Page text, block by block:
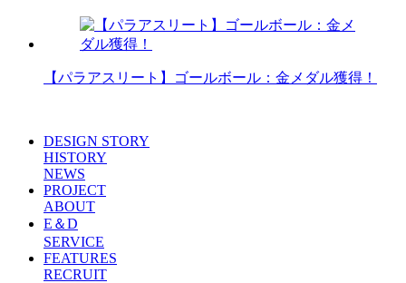
【パラアスリート】ゴールボール：金メダル獲得！
DESIGN STORY
HISTORY
NEWS
PROJECT
ABOUT
E＆D
SERVICE
FEATURES
RECRUIT